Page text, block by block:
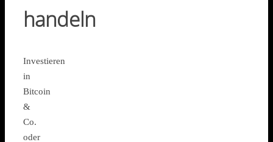
handeln
Investieren
in
Bitcoin
&
Co.
oder